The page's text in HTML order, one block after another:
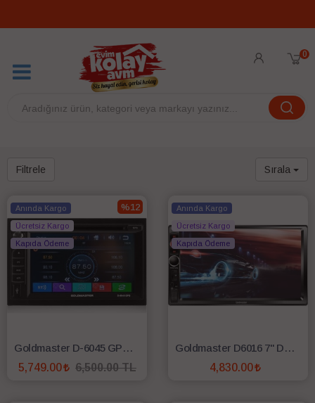
0
Filtrele Sırala
%12
Anında Kargo
Ücretsiz Kargo
Kapıda Ödeme
Goldmaster D-6045 GPS Oto Multimedya
5,749.00
6,500.00 TL
Anında Kargo
Ücretsiz Kargo
Kapıda Ödeme
Goldmaster D6016 7" Double Din Multimedya Oto Teyp
4,830.00